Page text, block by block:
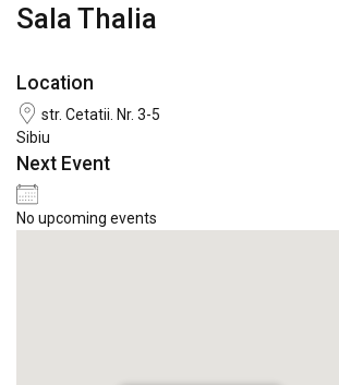
Sala Thalia
Location
str. Cetatii. Nr. 3-5
Sibiu
Next Event
No upcoming events